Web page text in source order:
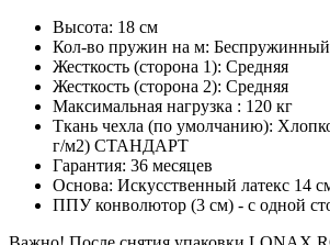
Высота: 18 см
Кол-во пружин на м: Беспружинный
Жесткость (сторона 1): Средняя
Жесткость (сторона 2): Средняя
Максимальная нагрузка : 120 кг
Ткань чехла (по умолчанию):
г/м2) СТАНДАРТ
Гарантия: 36 месяцев
Основа: Искусственный латекс 14
ППУ конволютор (3 см) - с одной